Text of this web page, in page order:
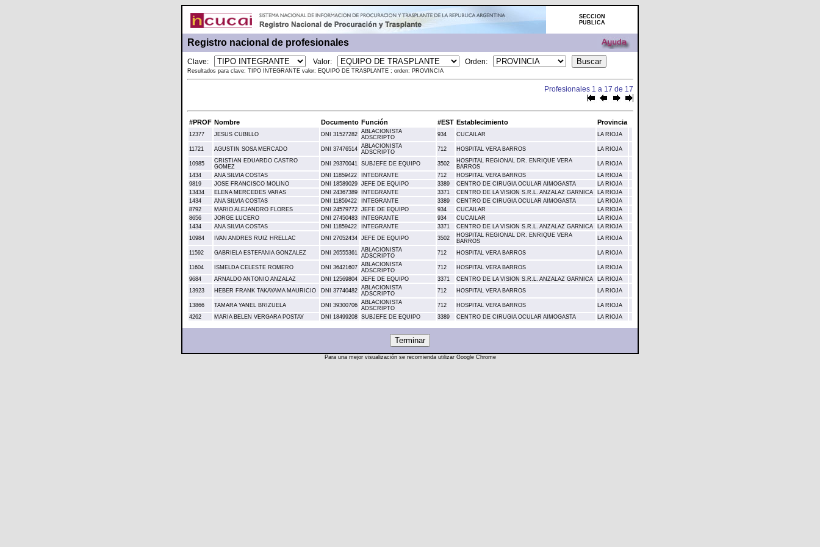
Para una mejor visualización se recomienda utilizar Google Chrome
SECCION
PUBLICA
Registro nacional de profesionales
Clave: Valor: Orden:
Resultados para clave: TIPO INTEGRANTE valor: EQUIPO DE TRASPLANTE ; orden: PROVINCIA
Profesionales 1 a 17 de 17
#PROF Nombre Documento Función #EST Establecimiento Provincia
12377 JESUS CUBILLO DNI 31527282
ABLACIONISTA
ADSCRIPTO
934 CUCAILAR LA RIOJA
11721 AGUSTIN SOSA MERCADO DNI 37476514
ABLACIONISTA
ADSCRIPTO
712 HOSPITAL VERA BARROS LA RIOJA
10985
CRISTIAN EDUARDO CASTRO
GOMEZ
DNI 29370041 SUBJEFE DE EQUIPO 3502
HOSPITAL REGIONAL DR. ENRIQUE VERA
BARROS
LA RIOJA
1434
ANA SILVIA COSTAS DNI 11859422 INTEGRANTE 712 HOSPITAL VERA BARROS
LA RIOJA
9819
JOSE FRANCISCO MOLINO DNI 18589029 JEFE DE EQUIPO 3389 CENTRO DE CIRUGIA OCULAR AIMOGASTA
LA RIOJA
13434
ELENA MERCEDES VARAS DNI 24367389 INTEGRANTE 3371 CENTRO DE LA VISION S.R.L. ANZALAZ GARNICA
LA RIOJA
1434
ANA SILVIA COSTAS DNI 11859422 INTEGRANTE 3389 CENTRO DE CIRUGIA OCULAR AIMOGASTA
LA RIOJA
8792
MARIO ALEJANDRO FLORES DNI 24579772 JEFE DE EQUIPO 934 CUCAILAR
LA RIOJA
8656
JORGE LUCERO DNI 27450483 INTEGRANTE 934 CUCAILAR
LA RIOJA
1434
ANA SILVIA COSTAS DNI 11859422 INTEGRANTE 3371 CENTRO DE LA VISION S.R.L. ANZALAZ GARNICA
LA RIOJA
10984
IVAN ANDRES RUIZ HRELLAC DNI 27052434 JEFE DE EQUIPO 3502
HOSPITAL REGIONAL DR. ENRIQUE VERA
BARROS
LA RIOJA
11592 GABRIELA ESTEFANIA GONZALEZ DNI 26555361
ABLACIONISTA
ADSCRIPTO
712 HOSPITAL VERA BARROS LA RIOJA
11604 ISMELDA CELESTE ROMERO DNI 36421607
ABLACIONISTA
ADSCRIPTO
712 HOSPITAL VERA BARROS
LA RIOJA
9684
ARNALDO ANTONIO ANZALAZ DNI 12569804 JEFE DE EQUIPO 3371 CENTRO DE LA VISION S.R.L. ANZALAZ GARNICA
LA RIOJA
13923
HEBER FRANK TAKAYAMA MAURICIO DNI 37740482
ABLACIONISTA
ADSCRIPTO
712 HOSPITAL VERA BARROS LA RIOJA
13866 TAMARA YANEL BRIZUELA DNI 39300706
ABLACIONISTA
ADSCRIPTO
712 HOSPITAL VERA BARROS
LA RIOJA
4262
MARIA BELEN VERGARA POSTAY DNI 18499208 SUBJEFE DE EQUIPO 3389 CENTRO DE CIRUGIA OCULAR AIMOGASTA LA RIOJA